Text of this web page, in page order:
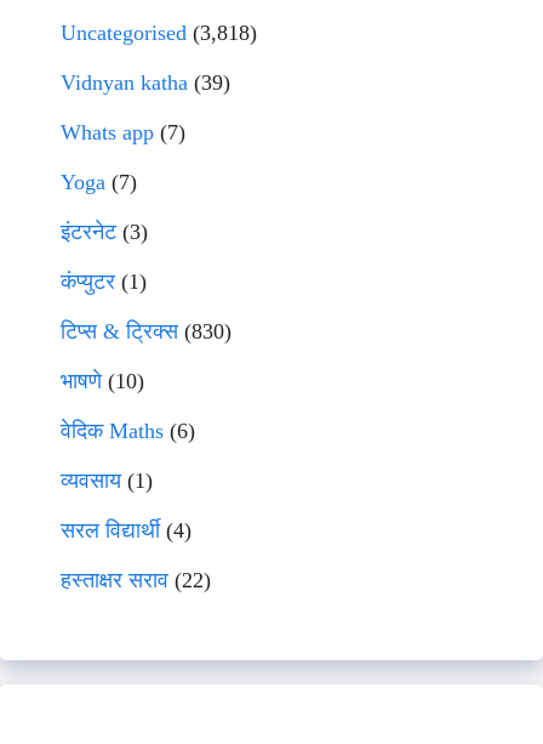
Uncategorised (3,818)
Vidnyan katha (39)
Whats app (7)
Yoga (7)
इंटरनेट(3)
कंप्युटर (1)
टिप्स & ट्रिक्स(830)
भाषणे(10)
वेदिक Maths (6)
व्यवसाय(1)
सरल विद्यार्थी(4)
हस्ताक्षर सराव (22)